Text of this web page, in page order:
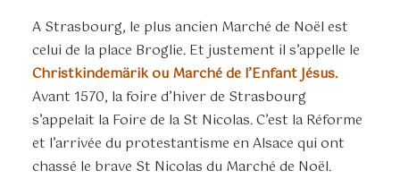
A Strasbourg, le plus ancien Marché de Noël est
celui de la place Broglie. Et justement il s’appelle le
Christkindemärik ou Marché de l’Enfant Jésus.
Avant 1570, la foire d’hiver de Strasbourg
s’appelait la Foire de la St Nicolas. C’est la Réforme
et l’arrivée du protestantisme en Alsace qui ont
chassé le brave St Nicolas du Marché de Noël.